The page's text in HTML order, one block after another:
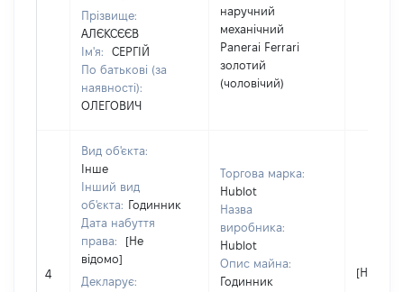
Прізвище:
АЛЄКСЄЄВ
Ім'я:
СЕРГІЙ
По батькові (за
наявності):
ОЛЕГОВИЧ
наручний
механічний
Panerai Ferrari
золотий
(чоловічий)
4
Вид об'єкта:
Інше
Інший вид
об'єкта: Годинник
Дата набуття
права:
[Не
відомо]
Декларує:
Торгова марка:
Hublot
Назва
виробника:
Hublot
Опис майна:
Годинник
[Не